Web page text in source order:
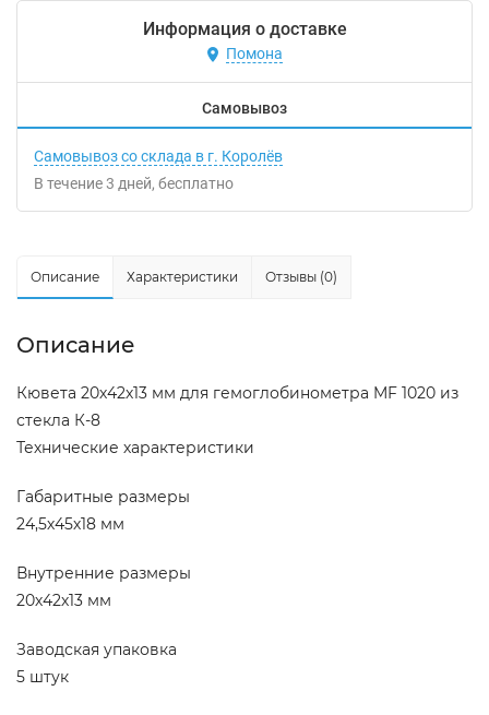
Информация о доставке
Помона
Самовывоз
Самовывоз со склада в г. Королёв
В течение3 дней Бесплатно
Описание Характеристики Отзывы (0)
Описание
Кювета 20х42х13 мм для гемоглобинометра MF 1020 из
стекла К-8
Технические характеристики
Габаритные размеры
24,5х45х18 мм
Внутренние размеры
20х42х13 мм
Заводская упаковка
5 штук